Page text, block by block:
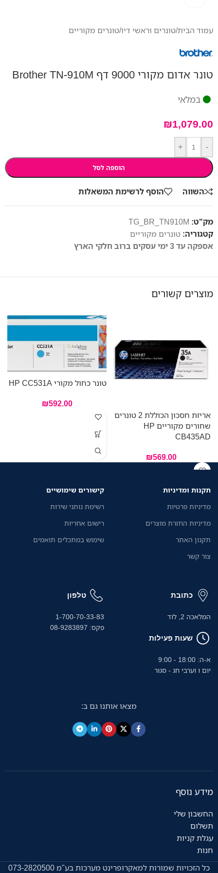
עמוד הבית/טונרים וראשי דיו/טונרים מקוריים
טונר אדום מקורי 9000 דף Brother TN-910M
במלאי
₪1,079.00
-
+
הוספה לסל
השווה הוסף לרשימת המשאלות
מק"ט: TG_BR_TN910M
קטגוריה: טונרים מקוריים
אספקה עד 3 ימי עסקים ברוב חלקי הארץ
מוצרים קשורים
אריזת חסכון הכוללת 2 טונרים
שחורים מקוריים HP
CB435AD
₪569.00
טונר כחול מקורי HP CC531A
₪592.00
תקנות ומדיניות
מדיניות פרטיות
מדיניות החזרת מוצרים
תקנון האתר
צור קשר
קישורים שימושיים
רשימת נותני שירות
רישום אחריות
שימוש במתכלים תואמים
כתובת
המלאכה 2, לוד
שעות פעילות
א-ה: 18:00 - 9:00
יום ו וערבי חג - סגור
טלפון
1-700-70-33-83
פקס: 08-9283897
מצאו אותנו גם ב:
מידע נוסף
החשבון שלי
תשלום
עגלת קניות
חנות
כל הזכויות שמורות למאקרופרינט מערכות בע"מ 073-2820500